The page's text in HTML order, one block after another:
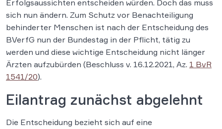
Erfolgsaussichten entscheiden würden. Doch das muss
sich nun ändern. Zum Schutz vor Benachteiligung
behinderter Menschen ist nach der Entscheidung des
BVerfG nun der Bundestag in der Pflicht, tätig zu
werden und diese wichtige Entscheidung nicht länger
Ärzten aufzubürden (Beschluss v. 16.12.2021, Az. 1 BvR
1541/20).
Eilantrag zunächst abgelehnt
Die Entscheidung bezieht sich auf eine